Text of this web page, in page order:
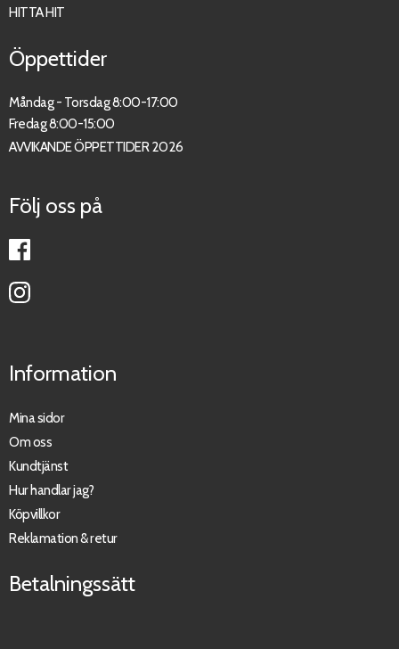
HITTA HIT
Öppettider
Måndag - Torsdag 8:00-17:00
Fredag 8:00-15:00
AVVIKANDE ÖPPETTIDER 2026
Följ oss på
Information
Mina sidor
Om oss
Kundtjänst
Hur handlar jag?
Köpvillkor
Reklamation & retur
Betalningssätt